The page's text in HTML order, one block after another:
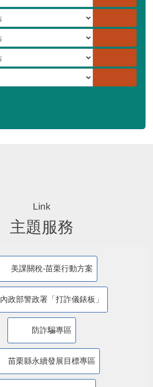
主題服務
美課關稅-苗栗行動方案
內政部警政署「打詐儀錶板」
防詐騙專區
苗栗縣永續發展目標專區